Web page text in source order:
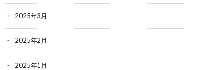
2025年3月
2025年2月
2025年1月